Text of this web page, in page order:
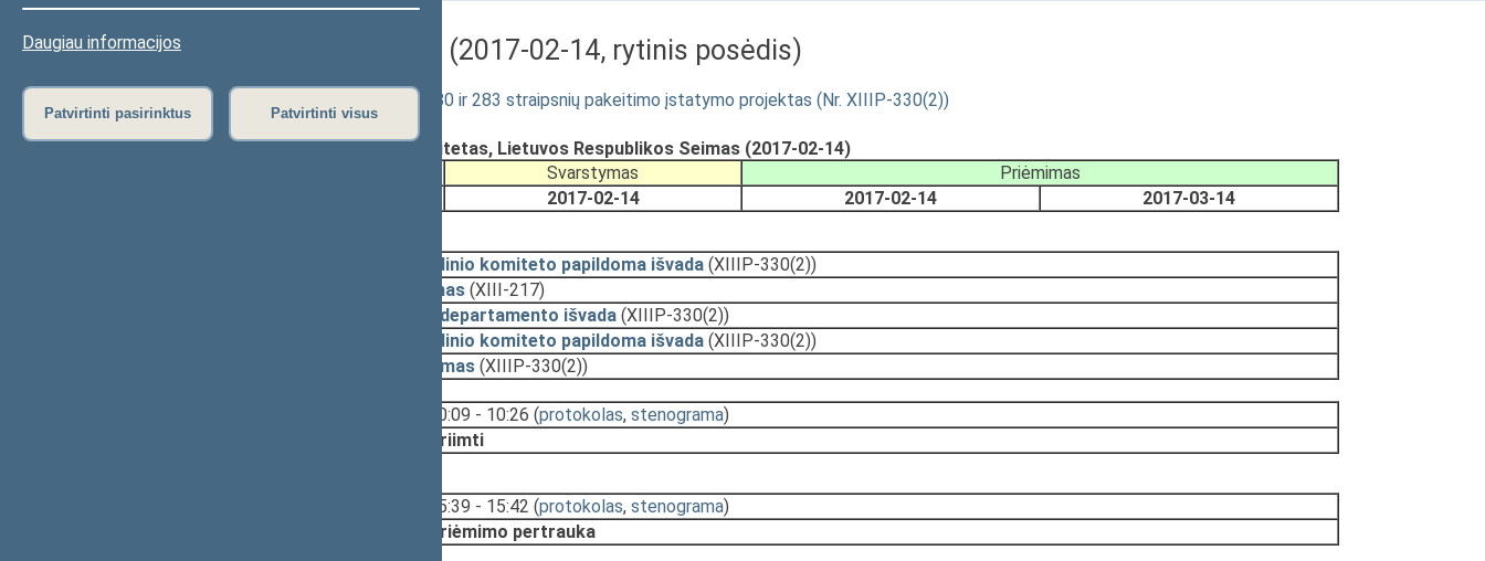
Daugiau informacijos
Patvirtinti pasirinktus Patvirtinti visus
Darbotvarkės klausimas (2017-02-14, rytinis posėdis)
Baudžiamojo proceso kodekso 186, 280 ir 283 straipsnių pakeitimo įstatymo projektas (Nr. XIIIP-330(2))
Pateikė:
Teisės ir teisėtvarkos komitetas, Lietuvos Respublikos Seimas (2017-02-14)
Svarstymas
Priėmimas
2017-02-14 2017-02-14 2017-03-14
Pagrindinio komiteto papildoma išvada (XIIIP-330(2))
Įstatymas (XIII-217)
Teisės departamento išvada (XIIIP-330(2))
Pagrindinio komiteto papildoma išvada (XIIIP-330(2))
Pasiūlymas (XIIIP-330(2))
10:09 - 10:26 (protokolas, stenograma)
Priimti
15:39 - 15:42 (protokolas, stenograma)
Priėmimo pertrauka